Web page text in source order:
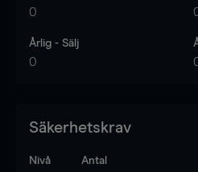
0
Årlig - Sälj
0
Säkerhetskrav
Nivå Antal